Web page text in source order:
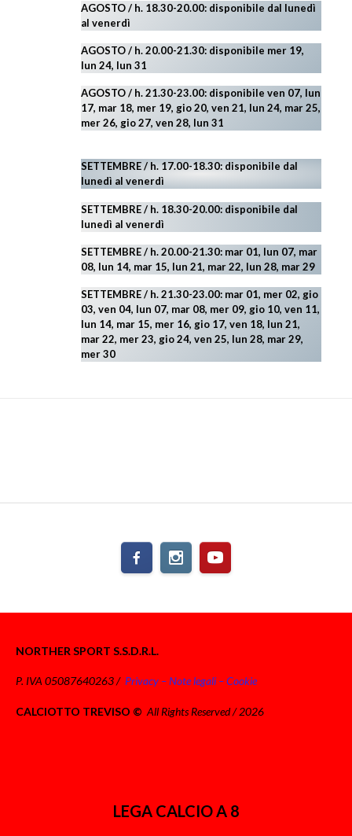
AGOSTO/ h. 18.30-20.00: disponibile dal lunedì
al venerdì
AGOSTO / h. 20.00-21.30: disponibile mer 19,
lun 24, lun 31
AGOSTO/ h. 21.30-23.00: disponibile ven 07, lun
17, mar 18, mer 19, gio 20, ven 21, lun 24, mar 25,
mer 26, gio 27, ven 28, lun 31
SETTEMBRE / h. 17.00-18.30: disponibile dal
lunedì al venerdì
SETTEMBRE / h. 18.30-20.00: disponibile dal
lunedì al venerdì
SETTEMBRE / h. 20.00-21.30: mar 01, lun 07, mar
08, lun 14, mar 15, lun 21, mar 22, lun 28, mar 29
SETTEMBRE / h. 21.30-23.00: mar 01, mer 02, gio
03, ven 04, lun 07, mar 08, mer 09, gio 10, ven 11,
lun 14, mar 15, mer 16, gio 17, ven 18, lun 21,
mar 22, mer 23, gio 24, ven 25, lun 28, mar 29,
mer 30
NORTHER SPORT S.S.D.R.L.
P. IVA 05087640263 / Privacy – Note legali – Cookie
CALCIOTTO TREVISO © All Rights Reserved / 2026
LEGA CALCIO A 8